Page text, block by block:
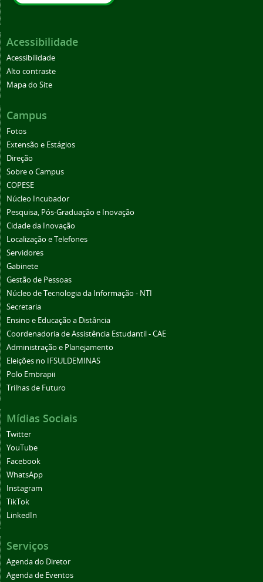
Acessibilidade
Acessibilidade
Alto contraste
Mapa do Site
Campus
Fotos
Extensão e Estágios
Direção
Sobre o Campus
COPESE
Núcleo Incubador
Pesquisa, Pós-Graduação e Inovação
Cidade da Inovação
Localização e Telefones
Servidores
Gabinete
Gestão de Pessoas
Núcleo de Tecnologia da Informação - NTI
Secretaria
Ensino e Educação a Distância
Coordenadoria de Assistência Estudantil - CAE
Administração e Planejamento
Eleições no IFSULDEMINAS
Polo Embrapii
Trilhas de Futuro
Mídias Sociais
Twitter
YouTube
Facebook
WhatsApp
Instagram
TikTok
LinkedIn
Serviços
Agenda do Diretor
Agenda de Eventos